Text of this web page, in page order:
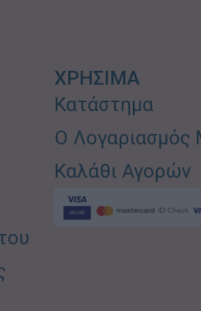
ΧΡΗΣΙΜΑ
Κατάστημα
Ο Λογαριασμός
Καλάθι Αγορών